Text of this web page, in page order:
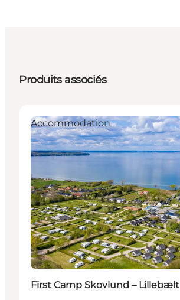
Produits associés
Accommodation
First Camp Skovlund – Lillebælt